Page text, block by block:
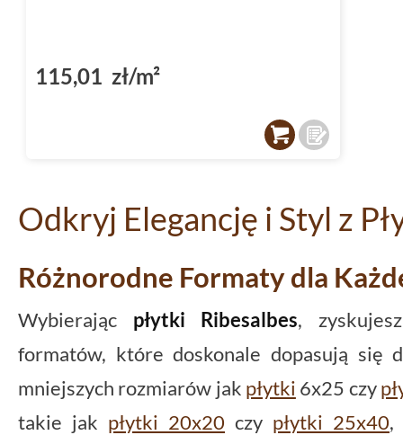
115,01 zł/m²
Odkryj Elegancję i Styl z
Różnorodne Formaty dla
Wybierając płytki Ribesalbes,
formatów, które doskonale dopasują się
mniejszych rozmiarów jak płytki 6x25 czy
takie jak płytki 20x20 czy płytki 25x40,